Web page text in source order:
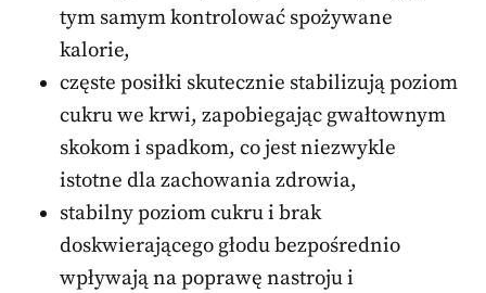
tym samym kontrolować spożywane
kalorie,
częste posiłki skutecznie stabilizują poziom
cukru we krwi, zapobiegając gwałtownym
skokom i spadkom, co jest niezwykle
istotne dla zachowania zdrowia,
stabilny poziom cukru i brak
doskwierającego głodu bezpośrednio
wpływają na poprawę nastroju i